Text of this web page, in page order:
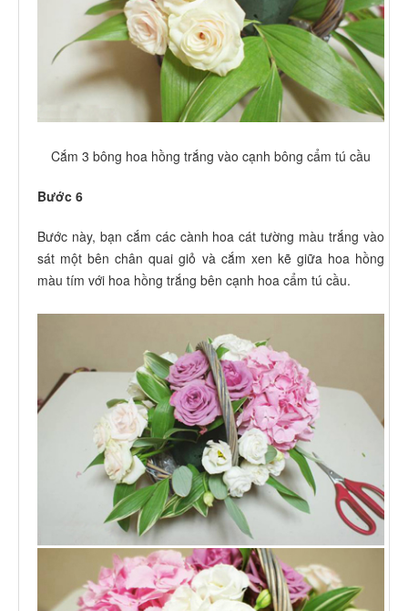
Cắm 3 bông hoa hồng trắng vào cạnh bông cẩm tú cầu
Bước 6
Bước này, bạn cắm các cành hoa cát tường màu trắng vào
sát một bên chân quai giỏ và cắm xen kẽ giữa hoa hồng
màu tím với hoa hồng trắng bên cạnh hoa cẩm tú cầu.